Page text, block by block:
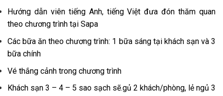
Hướng dẫn viên tiếng Anh, tiếng Việt đưa đón thăm quan
theo chương trình tại Sapa
Các bữa ăn theo chương trình: 1 bữa sáng tại khách sạn và 3
bữa chính
Vé thắng cảnh trong chương trình
Khách sạn 3 – 4 – 5 sao sạch sẽ.gủ 2 khách/phòng, lẻ ngủ 3